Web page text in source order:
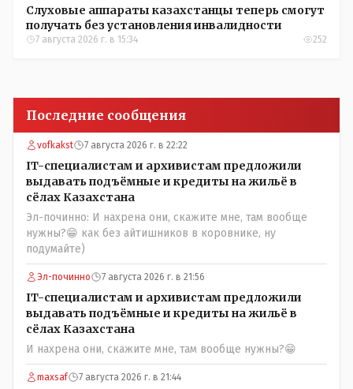
Слуховые аппараты казахстанцы теперь смогут
получать без установления инвалидности
7 августа 2026 г. в 15:34 252
Последние сообщения
vofkakst 7 августа 2026 г. в 22:22
IT-специалистам и архивистам предложили
выдавать подъёмные и кредиты на жильё в
сёлах Казахстана
Эл-починно: И нахрена они, скажите мне, там вообще
нужны?😁 как без айтишников в коровнике, ну
подумайте)
Эл-починно 7 августа 2026 г. в 21:56
IT-специалистам и архивистам предложили
выдавать подъёмные и кредиты на жильё в
сёлах Казахстана
И нахрена они, скажите мне, там вообще нужны?😁
maxsaf 7 августа 2026 г. в 21:44